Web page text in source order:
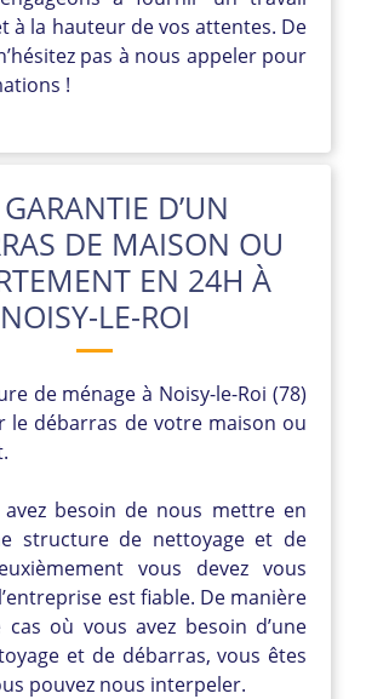
à la hauteur de vos attentes. De
pas à nous appeler pour
!
D’UN
DE MAISON OU
EN 24H À
NOISY-LE-ROI
de ménage à Noisy-le-Roi (78)
le débarras de votre maison ou
avez besoin de nous mettre en
structure de nettoyage et de
vous devez vous
est fiable. De manière
où vous avez besoin d’une
et de débarras, vous êtes
pouvez nous interpeler.